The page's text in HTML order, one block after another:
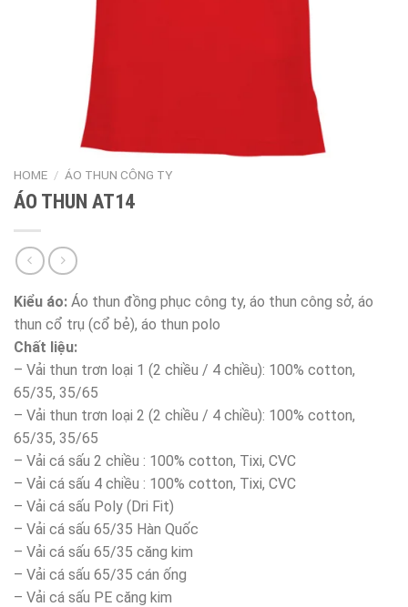
HOME / ÁO THUN CÔNG TY
ÁO THUN AT14
Kiểu áo: Áo thun đồng phục công ty, áo thun công sở, áo
thun cổ trụ (cổ bẻ), áo thun polo
Chất liệu:
– Vải thun trơn loại 1 (2 chiều / 4 chiều): 100% cotton,
65/35, 35/65
– Vải thun trơn loại 2 (2 chiều / 4 chiều): 100% cotton,
65/35, 35/65
– Vải cá sấu 2 chiều : 100% cotton, Tixi, CVC
– Vải cá sấu 4 chiều : 100% cotton, Tixi, CVC
– Vải cá sấu Poly (Dri Fit)
– Vải cá sấu 65/35 Hàn Quốc
– Vải cá sấu 65/35 căng kim
– Vải cá sấu 65/35 cán ống
– Vải cá sấu PE căng kim